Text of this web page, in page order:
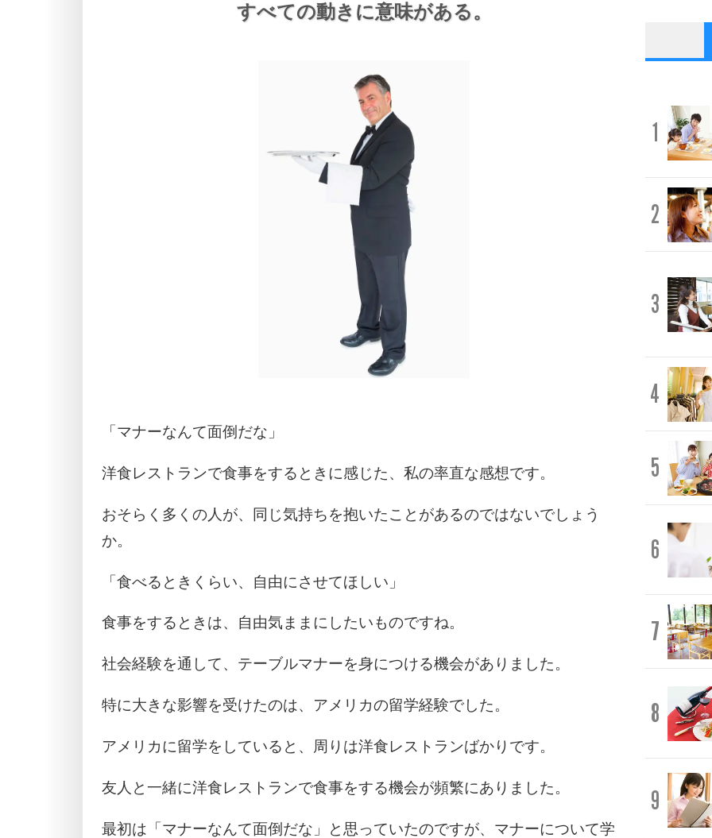
すべての動きに意味がある。
「マナーなんて面倒だな」
洋食レストランで食事をするときに感じた、私の率直な感想です。
おそらく多くの人が、同じ気持ちを抱いたことがあるのではないでしょう
か。
「食べるときくらい、自由にさせてほしい」
食事をするときは、自由気ままにしたいものですね。
社会経験を通して、テーブルマナーを身につける機会がありました。
特に大きな影響を受けたのは、アメリカの留学経験でした。
アメリカに留学をしていると、周りは洋食レストランばかりです。
友人と一緒に洋食レストランで食事をする機会が頻繁にありました。
最初は「マナーなんて面倒だな」と思っていたのですが、マナーについて学
1
2
3
4
5
6
7
8
9